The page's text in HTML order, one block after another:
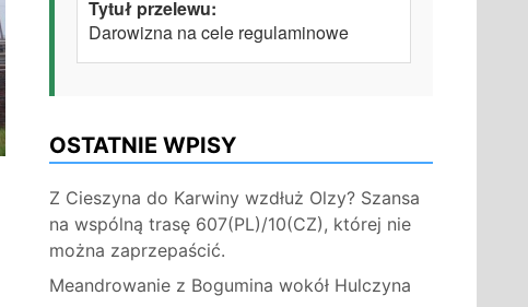
Tytuł przelewu:
Darowizna na cele regulaminowe
OSTATNIE WPISY
Z Cieszyna do Karwiny wzdłuż Olzy? Szansa
na wspólną trasę 607(PL)/10(CZ), której nie
można zaprzepaścić.
Meandrowanie z Bogumina wokół Hulczyna